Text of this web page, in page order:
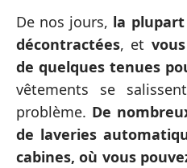
De nos jours, la plupart
décontractées, et
de quelques tenues
vêtements se
problème. De
de laveries
cabines, où vous